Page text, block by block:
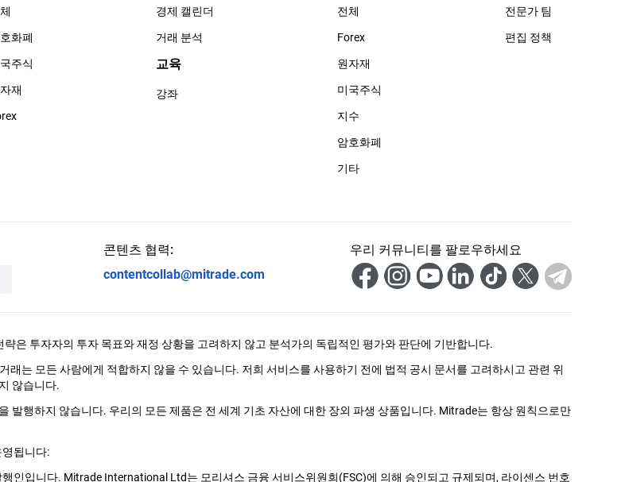
화폐
주식
재
경제 캘린더
거래 분석
교육
강좌
전체
Forex
원자재
미국주식
지수
암호화폐
기타
전문가 팀
편집 정책
콘텐츠 협력:
contentcollab@mitrade.com
우리 커뮤니티를 팔로우하세요
은 투자자의 투자 목표와 재정 상황을 고려하지 않고 분석가의 독립적인 평가와 판단에 기반합니다.
는 모든 사람에게 적합하지 않을 수 있습니다. 저희 서비스를 사용하기 전에 법적 공시 문서를 고려하시고 관련 위
않습니다.
발행하지 않습니다. 우리의 모든 제품은 전 세계 기초 자산에 대한 장외 파생 상품입니다. Mitrade는 항상 원칙으로만
됩니다:
인입니다. Mitrade International Ltd는 모리셔스 금융 서비스위원회(FSC)에 의해 승인되고 규제되며, 라이센스 번호